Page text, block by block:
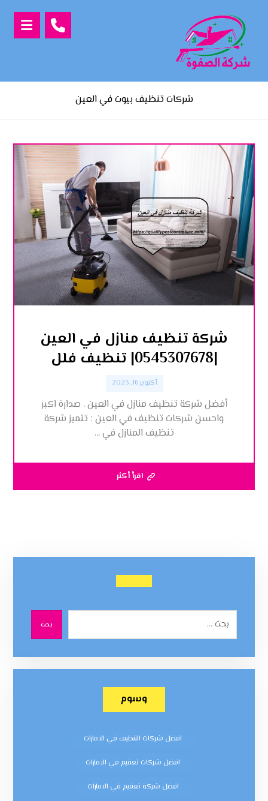
شركات تنظيف بيوت في العين
شركة تنظيف منازل في العين
|0545307678| تنظيف فلل
أكتوبر 16, 2023
أفضل شركة تنظيف منازل في العين . صدارة اكبر
واحسن شركات تنظيف في العين : تتميز شركة
تنظيف المنازل في ...
اقرأ أكثر
بحث
وسوم
افضل شركات التنظيف في الامارات
افضل شركات تعقيم في الامارات
افضل شركة تعقيم في الامارات